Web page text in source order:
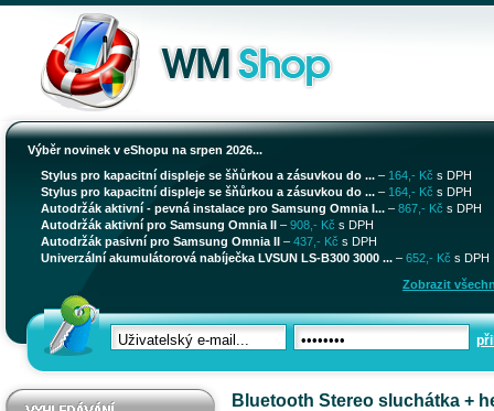
Výběr novinek v eShopu na srpen 2026...
Stylus pro kapacitní displeje se šňůrkou a zásuvkou do ... – 164,- Kč s DPH
Stylus pro kapacitní displeje se šňůrkou a zásuvkou do ... – 164,- Kč s DPH
Autodržák aktivní - pevná instalace pro Samsung Omnia I... – 867,- Kč s DPH
Autodržák aktivní pro Samsung Omnia II – 908,- Kč s DPH
Autodržák pasivní pro Samsung Omnia II – 437,- Kč s DPH
Univerzální akumulátorová nabíječka LVSUN LS-B300 3000 ... – 652,- Kč s DPH
Zobrazit
Bluetooth Stereo sluchátka +